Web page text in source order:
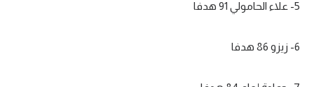
5- علاء الحامولي 91 هدفا
6- زيزو 86 هدفا